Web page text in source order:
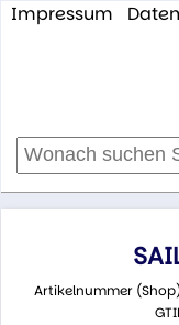
Impressum
Artikelnummer